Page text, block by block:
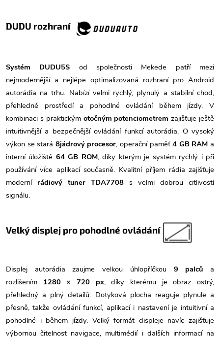
DUDU rozhraní
Systém DUDU5S od společnosti Mekede patří mezi
nejmodernější a nejlépe optimalizovaná rozhraní pro Android
autorádia na trhu. Nabízí velmi rychlý, plynulý a stabilní chod,
přehledné prostředí a pohodlné ovládání během jízdy. V
kombinaci s praktickým otočným potenciometrem zajišťuje ještě
intuitivnější a bezpečnější ovládání funkcí autorádia. O vysoký
výkon se stará 8jádrový procesor, operační paměť4 GB RAM a
interní úložiště 64 GB ROM, díky kterým je systém rychlý i při
používání více aplikací současně. Kvalitní příjem rádia zajišťuje
moderní rádiový tuner TDA7708 s velmi dobrou citlivostí
signálu.
Velký displej pro pohodlné ovládání
Displej autorádia zaujme velkou úhlopříčkou 9 palců a
rozlišením 1280 × 720 px, díky kterému je obraz ostrý,
přehledný a plný detailů. Dotyková plocha reaguje plynule a
přesně, takže ovládání funkcí, aplikací i nastavení je intuitivní a
pohodlné i během jízdy. Velký formát displeje navíc zajišťuje
výbornou čitelnost navigace, multimédií i dalších informací na